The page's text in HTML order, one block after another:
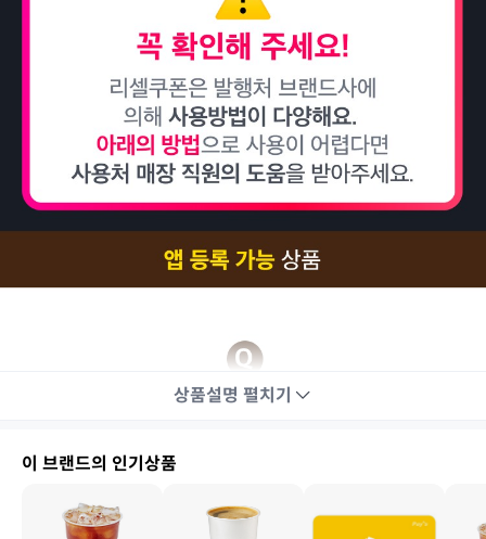
상품설명 펼치기
이 브랜드의 인기상품